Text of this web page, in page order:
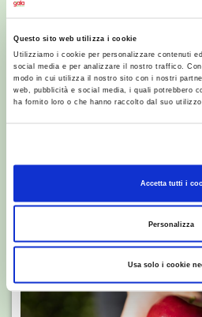
Questo sito web utilizza i cookie
Utilizziamo i cookie per personalizzare contenuti
social media e per analizzare il nostro traffico.
modo in cui utilizza il nostro sito con i nostri
web, pubblicità e social media, i quali potrebbero
ha fornito loro o che hanno raccolto dal suo
Accetta tutti i
Personalizza
Usa solo i cookie
SCELTI PER TE
Speedy Cocco